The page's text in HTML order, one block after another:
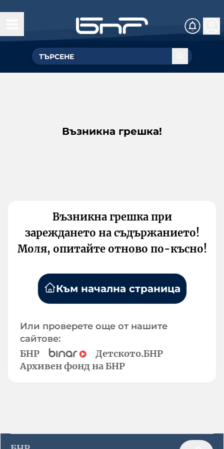
Възникна грешка!
Възникна грешка при
зареждането на съдържанието!
Моля, опитайте отново по-късно!
Към начална страница
Или проверете още от нашите
сайтове:
БНР
Детското.БНР
Архивен фонд на БНР